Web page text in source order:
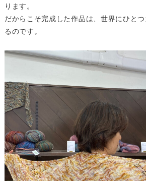
ります。
だからこそ完成した作品は、世界にひと
るのです。